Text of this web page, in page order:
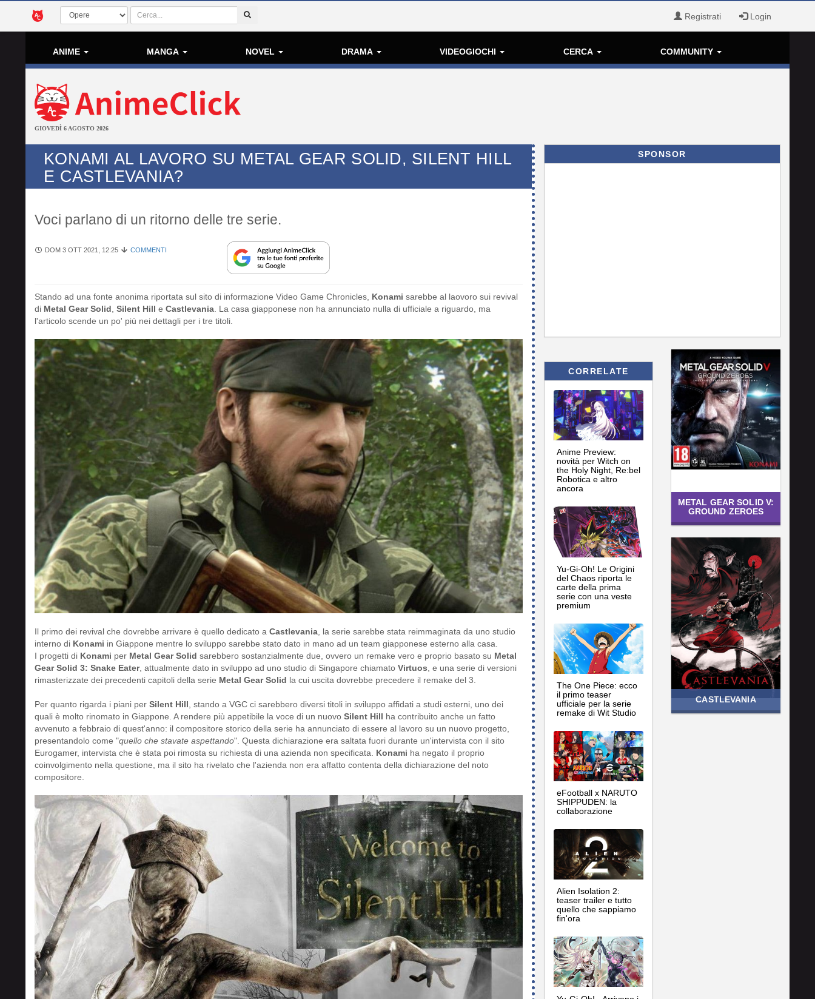
Registrati Login
ANIME MANGA NOVEL DRAMA VIDEOGIOCHI CERCA COMMUNITY
GIOVEDÌ 6 AGOSTO 2026
KONAMI AL LAVORO SU METAL GEAR SOLID, SILENT HILL
E CASTLEVANIA?
Voci parlano di un ritorno delle tre serie.
DOM 3 OTT 2021, 12:25 COMMENTI
Stando ad una fonte anonima riportata sul sito di informazione Video Game Chronicles, Konami sarebbe al laovoro sui revival
di Metal Gear Solid Silent Hill e Castlevania . La casa giapponese non ha annunciato nulla di ufficiale a riguardo, ma
l'articolo scende un po' più nei dettagli per i tre titoli.
Il primo dei revival che dovrebbe arrivare è quello dedicato a Castlevania , la serie sarebbe stata reimmaginata da uno studio
interno di Konami in Giappone mentre lo sviluppo sarebbe stato dato in mano ad un team giapponese esterno alla casa.
I progetti di Konami per Metal Gear Solid sarebbero sostanzialmente due, ovvero un remake vero e proprio basato su Metal
Gear Solid 3: Snake Eater, attualmente dato in sviluppo ad uno studio di Singapore chiamato Virtuos , e una serie di versioni
rimasterizzate dei precedenti capitoli della serie Metal Gear Solid la cui uscita dovrebbe precedere il remake del 3.
Per quanto rigarda i piani per Silent Hill , stando a VGC ci sarebbero diversi titoli in sviluppo affidati a studi esterni, uno dei
quali è molto rinomato in Giappone. A rendere più appetibile la voce di un nuovo Silent Hill ha contribuito anche un fatto
avvenuto a febbraio di quest'anno: il compositore storico della serie ha annunciato di essere al lavoro su un nuovo progetto,
presentandolo come "quello che stavate aspettando". Questa dichiarazione era saltata fuori durante un'intervista con il sito
Eurogamer, intervista che è stata poi rimosta su richiesta di una azienda non specificata. Konami ha negato il proprio
coinvolgimento nella questione, ma il sito ha rivelato che l'azienda non era affatto contenta della dichiarazione del noto
compositore.
SPONSOR
CORRELATE
Anime Preview:
novità per Witch on
the Holy Night, Re:bel
Robotica e altro
ancora
Yu-Gi-Oh! Le Origini
del Chaos riporta le
carte della prima
serie con una veste
premium
The One Piece: ecco
il primo teaser
ufficiale per la serie
remake di Wit Studio
eFootball x NARUTO
SHIPPUDEN: la
collaborazione
Alien Isolation 2:
teaser trailer e tutto
quello che sappiamo
fin'ora
METAL GEAR SOLID V:
GROUND ZEROES
CASTLEVANIA